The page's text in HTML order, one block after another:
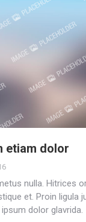
etiam dolor
nulla. Hitrices
et. Proin ligula
dolor glavrida.